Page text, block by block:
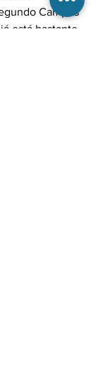
Campos
está bastante